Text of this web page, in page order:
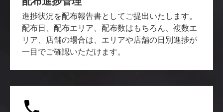
進捗状況を配布報告書としてご提出いたします。
配布日、配布エリア、配布数はもちろん、複数エ
リア、店舗の場合は、エリアや店舗の日別進捗が
一目でご確認いただけます。